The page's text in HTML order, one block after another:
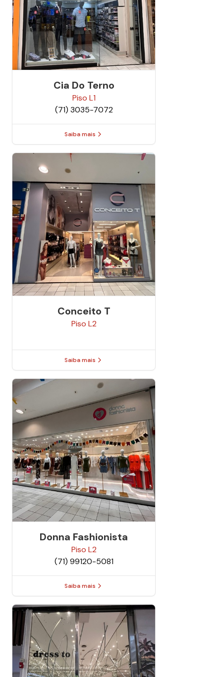
Cia Do Terno
Piso L1
(71) 3035-7072
Saiba mais
Conceito T
Piso L2
Saiba mais
Donna Fashionista
Piso L2
(71) 99120-5081
Saiba mais